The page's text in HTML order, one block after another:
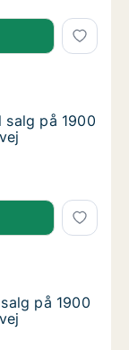
på 1900
på 1900
på 1900
på 1900
på 1900
på 1900
på 1900